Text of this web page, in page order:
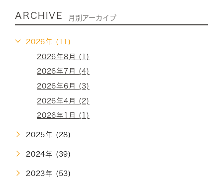
ARCHIVE 月別アーカイブ
2026年 (11)
2026年8月 (1)
2026年7月 (4)
2026年6月 (3)
2026年4月 (2)
2026年1月 (1)
2025年 (28)
2024年 (39)
2023年 (53)